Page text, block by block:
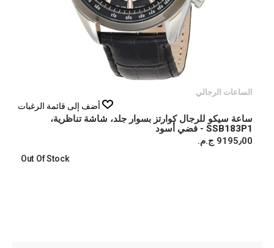
الساعات الرجالي
أضف إلى قائمة الرغبات
ساعة سيكو للرجال كوارتز بسوار جلد، شاشة تناظرية،
SSB183P1 - فضي أسود
9195٫00 ج.م.‏
Out Of Stock